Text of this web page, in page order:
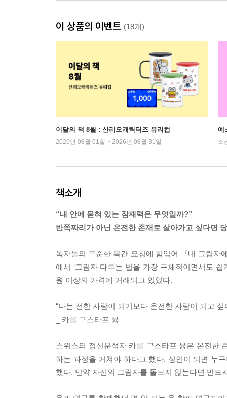
이 상품의 이벤트 (18개)
이달의 책 8월 : 산리오캐릭터즈 유리컵
2026년 08월 01일 ~ 2026년 08월 31일
예
소
책소개
“내 안에 묻혀 있는 잠재력은 무엇일까?”
반쪽짜리가 아닌 온전한 존재로 살아가고 싶다면
독자들의 꾸준한 복간 요청에 힘입어 『내 그림자
에서 ‘그림자 다루는 법을 가장 구체적이면서도
원 이상의 가격에 거래되고 있었다.
“나는 선한 사람이 되기보다 온전한 사람이 되고 싶
_ 카를 구스타프 융
스위스의 정신분석자 카를 구스타프 융은 온전한
하는 과정을 거쳐야 하다고 했다. 성인이 되면 누
했다. 만약 자신의 그림자를 돌보지 않는다면 반